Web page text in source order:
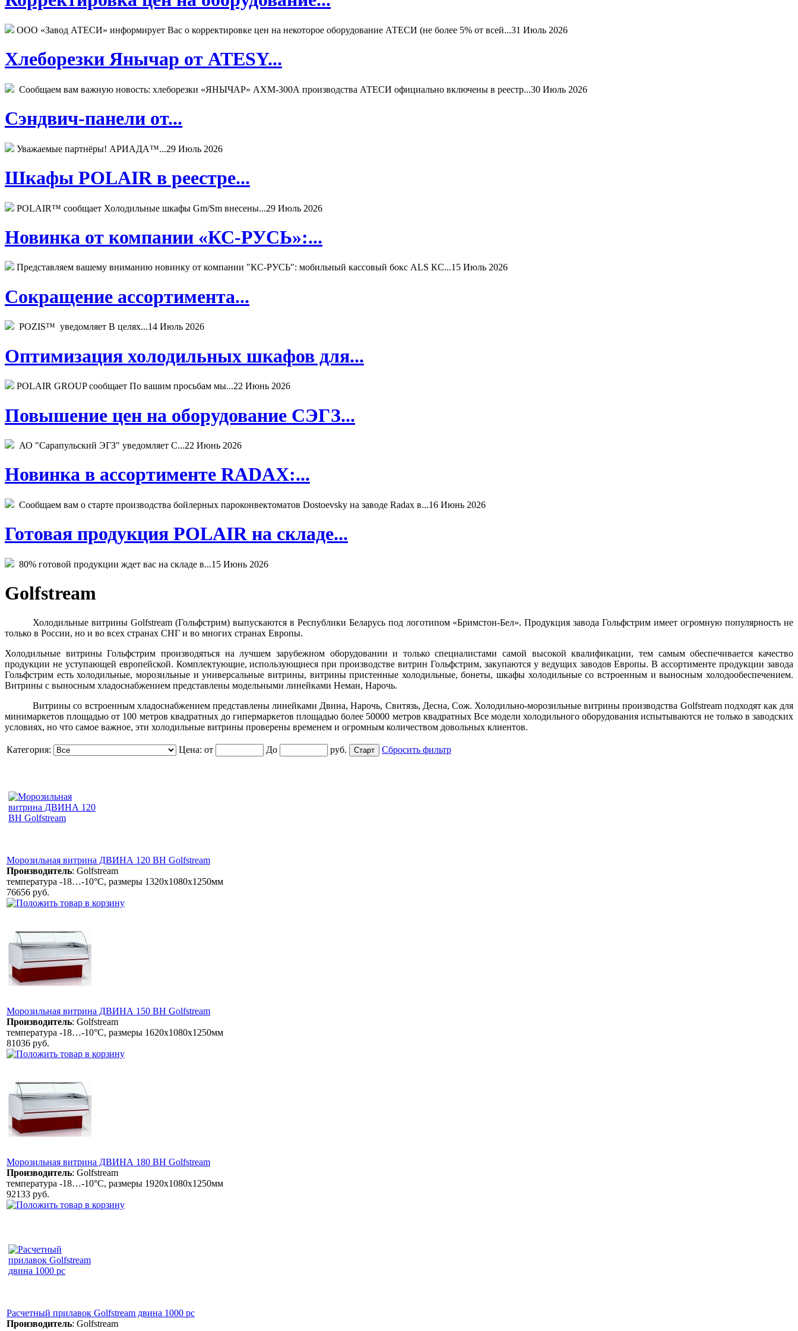
ООО «Завод АТЕСИ» информирует Вас о корректировке цен на некоторое оборудование АТЕСИ (не более 5% от всей...31 Июль 2026
Хлеборезки Янычар от ATESY...
Сообщаем вам важную новость: хлеборезки «ЯНЫЧАР» АХМ-300А производства АТЕСИ официально включены в реестр...30 Июль 2026
Сэндвич-панели от...
Уважаемые партнёры! АРИАДА™...29 Июль 2026
Шкафы POLAIR в реестре...
POLAIR™ сообщает Холодильные шкафы Gm/Sm внесены...29 Июль 2026
Новинка от компании «КС-РУСЬ»:...
Представляем вашему вниманию новинку от компании "КС-РУСЬ": мобильный кассовый бокс ALS КС...15 Июль 2026
Сокращение ассортимента...
POZIS™ уведомляет В целях...14 Июль 2026
Оптимизация холодильных шкафов для...
POLAIR GROUP сообщает По вашим просьбам мы...22 Июнь 2026
Повышение цен на оборудование СЭГЗ...
АО "Сарапульский ЭГЗ" уведомляет С...22 Июнь 2026
Новинка в ассортименте RADAX:...
Сообщаем вам о старте производства бойлерных пароконвектоматов Dostoevsky на заводе Radax в...16 Июнь 2026
Готовая продукция POLAIR на складе...
80% готовой продукции ждет вас на складе в...15 Июнь 2026
Golfstream
Холодильные витрины Golfstream (Гольфстрим) выпускаются в Республики Беларусь под логотипом «Бримстон-Бел». Продукция завода Гольфстрим имеет огромную популярность не
только в России, но и во всех странах СНГ и во многих странах Европы.
Холодильные витрины Гольфстрим производяться на лучшем зарубежном оборудовании и только специалистами самой высокой квалификации, тем самым обеспечивается качество
продукции не уступающей европейской. Комплектующие, использующиеся при производстве витрин Гольфстрим, закупаются у ведущих заводов Европы. В ассортименте продукции завода
Гольфстрим есть холодильные, морозильные и универсальные витрины, витрины пристенные холодильные, бонеты, шкафы холодильные со встроенным и выносным холодообеспечением.
Витрины с выносным хладоснабжением представлены модельными линейками Неман, Нарочь.
Витрины со встроенным хладоснабжением представлены линейками Двина, Нарочь, Свитязь, Десна, Сож. Холодильно-морозильные витрины производства Golfstream подходят как для
минимаркетов площадью от 100 метров квадратных до гипермаркетов площадью более 50000 метров квадратных Все модели холодильного оборудования испытываются не только в заводских
условиях, но что самое важное, эти холодильные витрины проверены временем и огромным количеством довольных клиентов.
Категория: Цена: от До руб. Сбросить фильтр
Морозильная витрина ДВИНА 120 ВН Golfstream
Производитель: Golfstream
температура -18…-10°C, размеры 1320х1080х1250мм
76656 руб.
Морозильная витрина ДВИНА 150 ВН Golfstream
Производитель: Golfstream
температура -18…-10°C, размеры 1620х1080х1250мм
81036 руб.
Морозильная витрина ДВИНА 180 ВН Golfstream
Производитель: Golfstream
температура -18…-10°C, размеры 1920х1080х1250мм
92133 руб.
Расчетный прилавок Golfstream двина 1000 рс
Производитель: Golfstream